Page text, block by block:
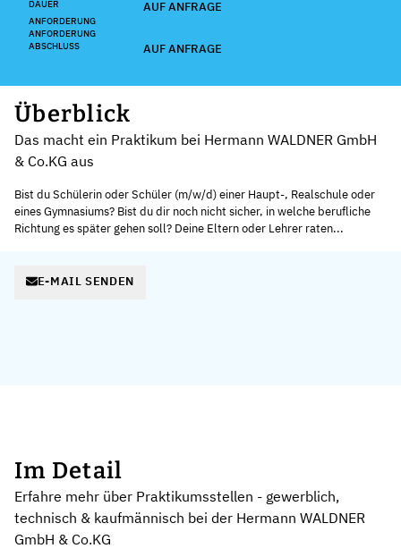
DAUER AUF ANFRAGE
ANFORDERUNG
ANFORDERUNG
ABSCHLUSS
AUF ANFRAGE
Überblick
Das macht ein Praktikum bei Hermann WALDNER GmbH
& Co.KG aus
Bist du Schülerin oder Schüler (m/w/d) einer Haupt-, Realschule oder
eines Gymnasiums? Bist du dir noch nicht sicher, in welche berufliche
Richtung es später gehen soll? Deine Eltern oder Lehrer raten...
E-MAIL SENDEN
Im Detail
Erfahre mehr über Praktikumsstellen - gewerblich,
technisch & kaufmännisch bei der Hermann WALDNER
GmbH & Co.KG